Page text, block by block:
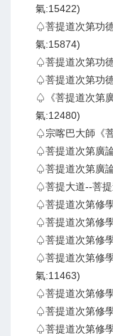
氣:15422)
♤菩提道次第功
氣:15874)
♤菩提道次第功
♤菩提道次第功
♤《菩提道次第
氣:12480)
♤宗喀巴大師《
♤菩提道次第廣
♤菩提道次第廣
♤菩提大道--菩
♤菩提道次第修
♤菩提道次第修
♤菩提道次第修
♤菩提道次第修
氣:11463)
♤菩提道次第修
♤菩提道次第修
♤菩提道次第修